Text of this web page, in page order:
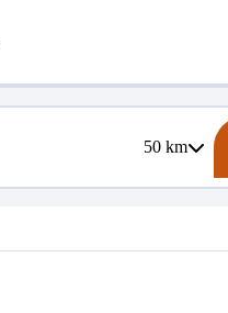
50km